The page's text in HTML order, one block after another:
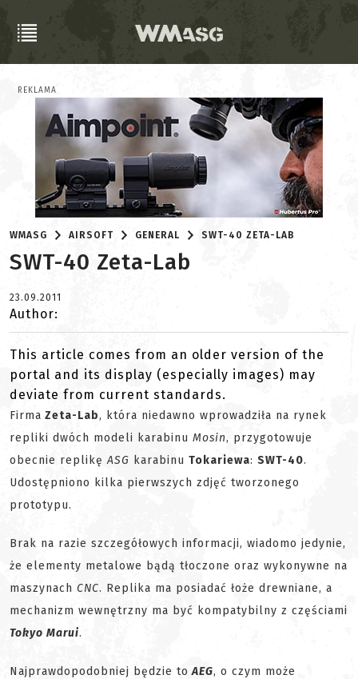
REKLAMA
WMASG AIRSOFT GENERAL SWT-40 ZETA-LAB
SWT-40 Zeta-Lab
23.09.2011
Author:
This article comes from an older version of the
portal and its display (especially images) may
deviate from current standards.
Firma Zeta-Lab, która niedawno wprowadziła na rynek
repliki dwóch modeli karabinu Mosin, przygotowuje
obecnie replikę ASG karabinu Tokariewa: SWT-40.
Udostępniono kilka pierwszych zdjęć tworzonego
prototypu.
Brak na razie szczegółowych informacji, wiadomo jedynie,
że elementy metalowe bądą tłoczone oraz wykonywne na
maszynach CNC. Replika ma posiadać łoże drewniane, a
mechanizm wewnętrzny ma być kompatybilny z częściami
Tokyo Marui.
Najprawdopodobniej będzie to AEG, o czym może